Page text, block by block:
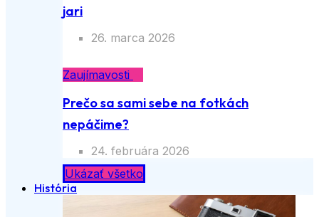
jari
26. marca 2026
Zaujímavosti
Prečo sa sami sebe na fotkách
nepáčime?
24. februára 2026
Ukázať všetko
História